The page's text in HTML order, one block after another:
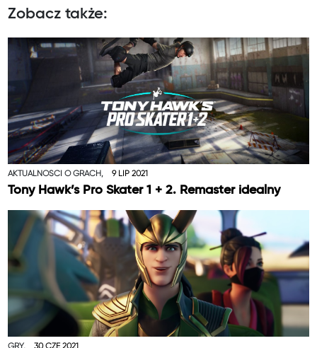
Zobacz także:
AKTUALNOŚCI O GRACH, 9 LIP 2021
Tony Hawk’s Pro Skater 1 + 2. Remaster idealny
GRY, 30 CZE 2021